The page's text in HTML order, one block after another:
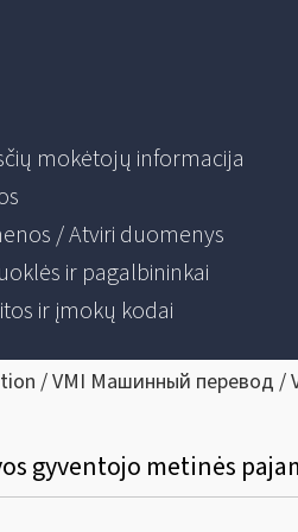
mokėtojų informacija
/ Atviri duomenys
ir pagalbininkai
ir įmokų kodai
/ VMI Машинный перевод /